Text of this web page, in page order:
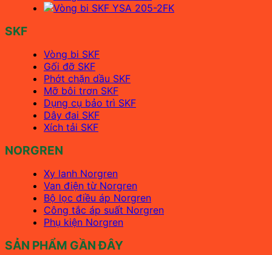
SKF
Vòng bi SKF
Gối đỡ SKF
Phớt chặn dầu SKF
Mỡ bôi trơn SKF
Dụng cụ bảo trì SKF
Dây đai SKF
Xích tải SKF
NORGREN
Xy lanh Norgren
Van điện từ Norgren
Bộ lọc điều áp Norgren
Công tắc áp suất Norgren
Phụ kiện Norgren
SẢN PHẨM GẦN ĐÂY